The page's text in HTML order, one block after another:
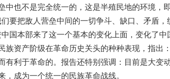
也不是完全统一的，这是半殖民地的环境，
要把敌人营垒中间的一切争斗、缺口、矛盾，
国本部来了这一个基本的变化上面，变化了中
资产阶级在革命历史关头的种种表现，指出
利于革命的。报告还特别强调：目前是大变
成为一个统一的民族革命战线。